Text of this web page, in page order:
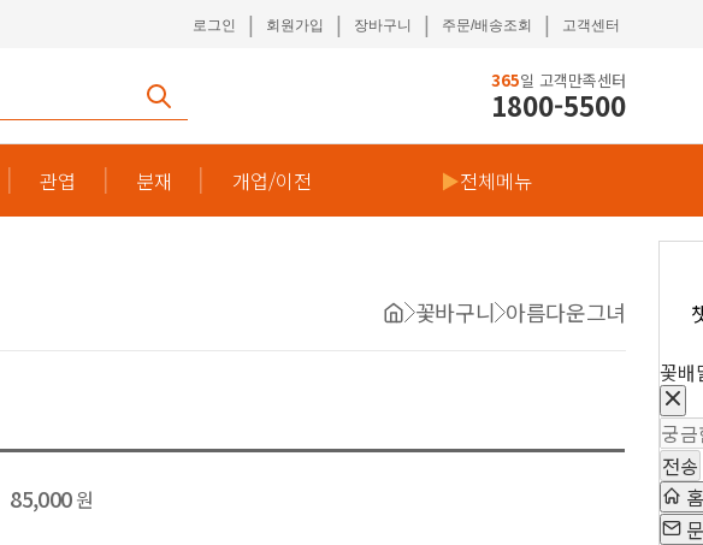
로그인 | 회원가입 | 장바구니 | 주문/배송조회 | 고객센터
365일 고객만족센터
1800-5500
관엽 분재 개업/이전 ▶전체메뉴
꽃바구니 아름다운그녀
85,000원
꽃배
전송
홈